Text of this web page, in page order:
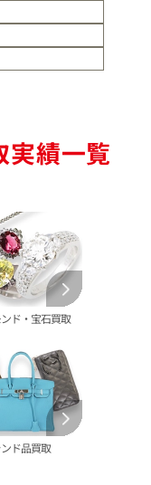
取
実績一覧
ド・宝石買取
ド品買取